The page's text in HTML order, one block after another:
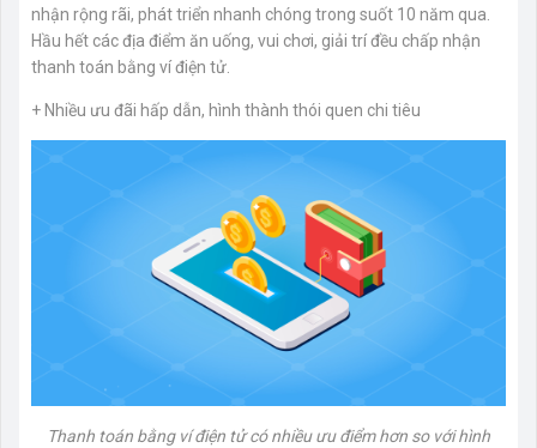
nhận rộng rãi, phát triển nhanh chóng trong suốt 10 năm qua.
Hầu hết các địa điểm ăn uống, vui chơi, giải trí đều chấp nhận
thanh toán bằng ví điện tử.
+ Nhiều ưu đãi hấp dẫn, hình thành thói quen chi tiêu
Thanh toán bằng ví điện tử có nhiều ưu điểm hơn so với hình